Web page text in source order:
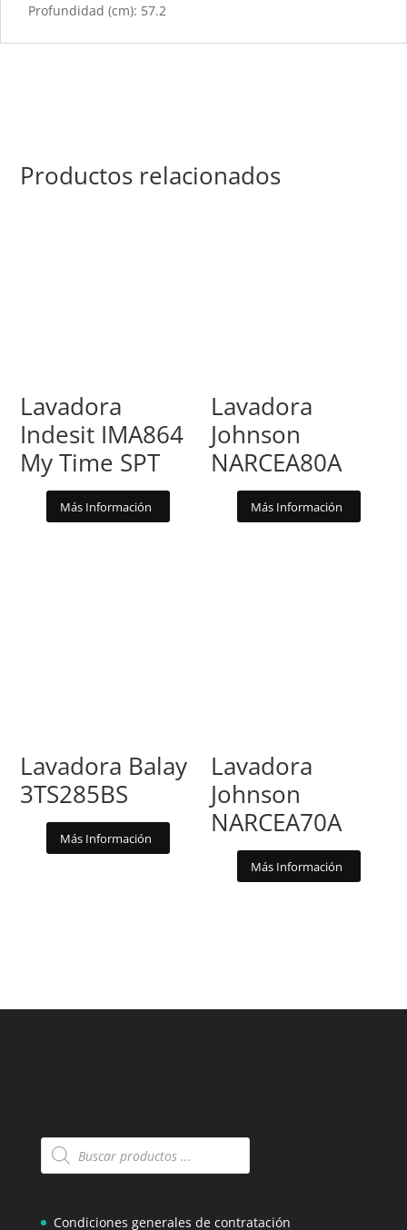
Profundidad (cm): 57.2
Productos relacionados
Lavadora
Indesit IMA864
My Time SPT
Más Información
Lavadora
Johnson
NARCEA80A
Más Información
Lavadora Balay
3TS285BS
Más Información
Lavadora
Johnson
NARCEA70A
Más Información
Búsqueda
de
Condiciones generales de contratación